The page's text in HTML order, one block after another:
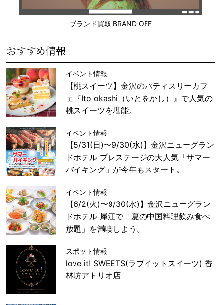
ブランド買取 BRAND OFF
おすすめ情報
イベント情報
【桃スイーツ】金沢のパティスリーカフ
ェ『Ito okashi（いとをかし）』で人気の
桃スイーツを堪能。
イベント情報
【5/31(日)〜9/30(水)】金沢ニューグラン
ドホテル プレステージの大人気「サマー
バイキング」が今年もスタート。
イベント情報
【6/2(火)〜9/30(水)】金沢ニューグラン
ドホテル 犀江で「夏の中国料理飲み食べ
放題」を満喫しよう。
スポット情報
love it! SWEETS(ラブイットスイーツ) 香
林坊アトリオ店